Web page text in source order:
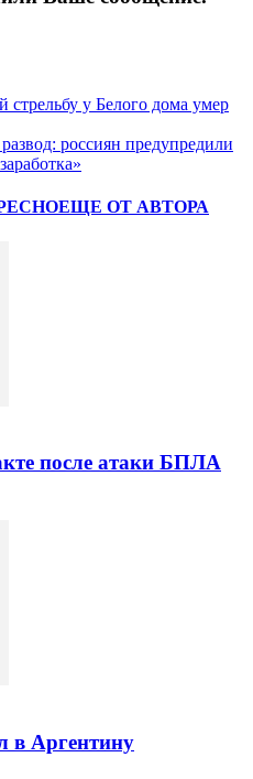
у Белого дома умер
россиян предупредили
ЕЩЕ ОТ АВТОРА
после атаки БПЛА
в Аргентину